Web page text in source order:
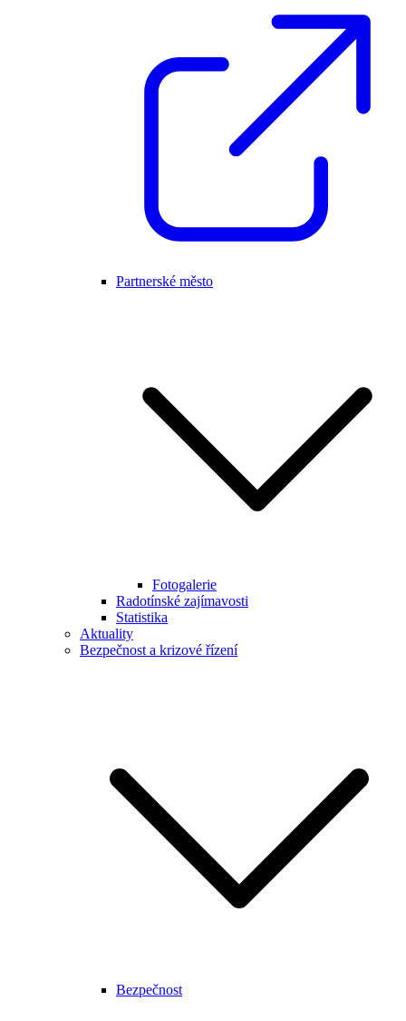
Partnerské město
Fotogalerie
Radotínské zajímavosti
Statistika
Aktuality
Bezpečnost a krizové řízení
Bezpečnost